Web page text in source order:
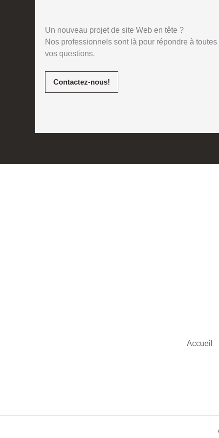
Un nouveau projet de site Web en tête ?
Nos professionnels sont là pour répondre à toutes
vos questions.
Contactez-nous!
Accueil